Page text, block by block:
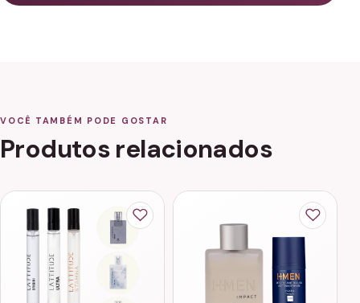
VOCÊ TAMBÉM PODE GOSTAR
Produtos relacionados